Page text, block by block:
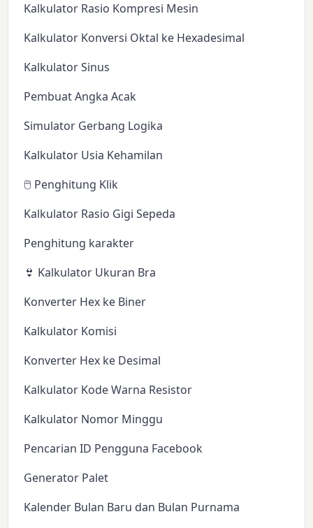
Kalkulator Rasio Kompresi Mesin
Kalkulator Konversi Oktal ke Hexadesimal
Kalkulator Sinus
Pembuat Angka Acak
Simulator Gerbang Logika
Kalkulator Usia Kehamilan
🖱️ Penghitung Klik
Kalkulator Rasio Gigi Sepeda
Penghitung karakter
👙 Kalkulator Ukuran Bra
Konverter Hex ke Biner
Kalkulator Komisi
Konverter Hex ke Desimal
Kalkulator Kode Warna Resistor
Kalkulator Nomor Minggu
Pencarian ID Pengguna Facebook
Generator Palet
Kalender Bulan Baru dan Bulan Purnama